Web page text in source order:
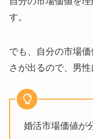
す。
でも、自分の市場
さが出るので、男性
婚活市場価値が